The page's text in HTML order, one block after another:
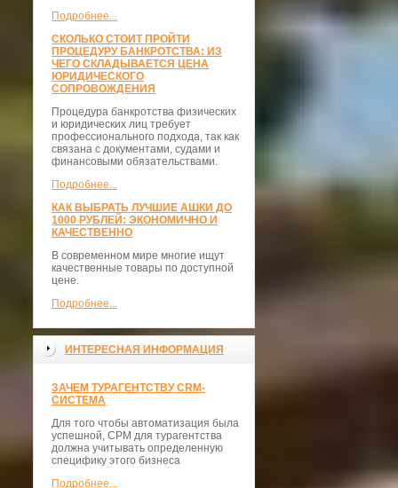
Подробнее...
СКОЛЬКО СТОИТ ПРОЙТИ
ПРОЦЕДУРУ БАНКРОТСТВА: ИЗ
ЧЕГО СКЛАДЫВАЕТСЯ ЦЕНА
ЮРИДИЧЕСКОГО
СОПРОВОЖДЕНИЯ
Процедура банкротства физических
и юридических лиц требует
профессионального подхода, так как
связана с документами, судами и
финансовыми обязательствами.
Подробнее...
КАК ВЫБРАТЬ ЛУЧШИЕ АШКИ ДО
1000 РУБЛЕЙ: ЭКОНОМИЧНО И
КАЧЕСТВЕННО
В современном мире многие ищут
качественные товары по доступной
цене.
Подробнее...
ИНТЕРЕСНАЯ ИНФОРМАЦИЯ
ЗАЧЕМ ТУРАГЕНТСТВУ CRM-
СИСТЕМА
Для того чтобы автоматизация была
успешной, СРМ для турагентства
должна учитывать определенную
специфику этого бизнеса
Подробнее...